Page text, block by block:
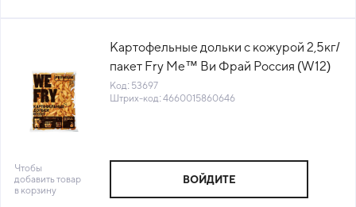
Картофельные дольки с кожурой 2,5кг/
пакет Fry Me™ Ви Фрай Россия (W12)
(КОД 53697) (-18°С)
Код: 53697
Штрих-код: 4660015860646
Чтобы
добавить товар
в корзину
ВОЙДИТЕ